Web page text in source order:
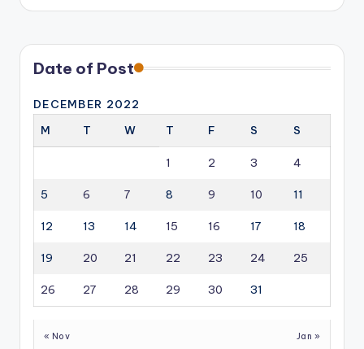
Date of Post
DECEMBER 2022
M
T W T F S S
1 2 3 4
5 6 7 8 9 10 11
12 13 14 15 16 17 18
19 20 21 22 23 24 25
26 27 28 29 30 31
« Nov Jan »